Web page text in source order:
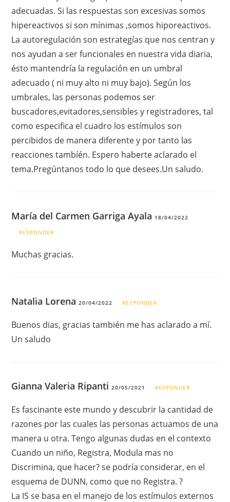
adecuadas. Si las respuestas son excesivas somos
hipereactivos si son mínimas ,somos hiporeactivos.
La autoregulación son estrategías que nos centran y
nos ayudan a ser funcionales en nuestra vida diaria,
ésto mantendría la regulación en un umbral
adecuado ( ni muy alto ni muy bajo). Según los
umbrales, las personas podemos ser
buscadores,evitadores,sensibles y registradores, tal
como especifica el cuadro los estímulos son
percibidos de manera diferente y por tanto las
reacciones tambíén. Espero haberte aclarado el
tema.Pregúntanos todo lo que desees.Un saludo.
María del Carmen Garriga Ayala 18/04/2022
RESPONDER
Muchas gracias.
Natalia Lorena20/04/2022 RESPONDER
Buenos dias, gracias también me has aclarado a mí.
Un saludo
Gianna Valeria Ripanti20/05/2021 RESPONDER
Es fascinante este mundo y descubrir la cantidad de
razones por las cuales las personas actuamos de una
manera u otra. Tengo algunas dudas en el contexto
Cuando un niño, Registra, Modula mas no
Discrimina, que hacer? se podría considerar, en el
esquema de DUNN, como que no Registra. ?
La IS se basa en el manejo de los estímulos externos